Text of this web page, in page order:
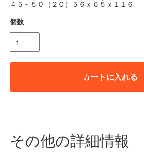
４５～５０（２Ｃ）５６ｘ６５ｘ１１６
個数
カートに入れる
その他の詳細情報